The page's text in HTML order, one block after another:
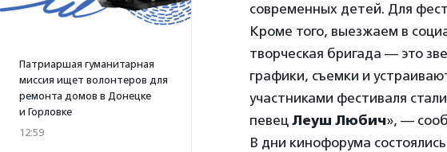
Патриаршая гуманитарная
миссия ищет волонтеров для
ремонта домов в Донецке
и Горловке
12:59
современных детей. Для
Кроме того, выезжаем в
творческая бригада — это
графики, съемки и
участниками фестиваля
певец Леуш Любич», —
В дни кинофорума